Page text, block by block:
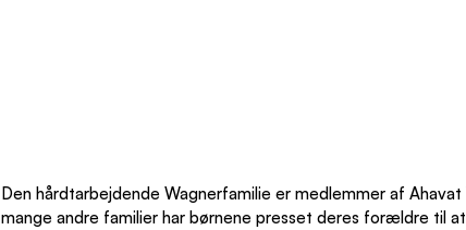
Den hårdtarbejdende Wagnerfamilie er medlemmer af
mange andre familier har børnene presset deres forældre til